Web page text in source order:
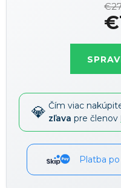
Čím viac
zľava pre členov
Platba